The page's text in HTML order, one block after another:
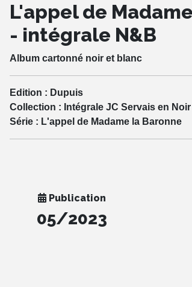
L'appel de
- intégrale N&B
Album cartonné noir et blanc
Edition : Dupuis
Collection : Intégrale JC Servais en
Série : L'appel de Madame la Baronne
Publication
05/2023